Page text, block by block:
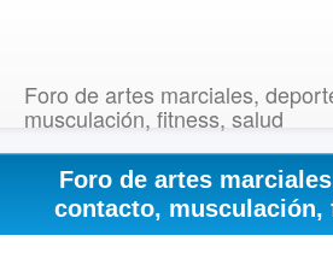
Foro de artes marciales,
musculación, fitness, salud
Foro de artes
contacto, musculación,